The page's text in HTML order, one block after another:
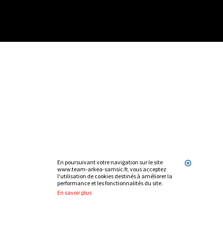
En poursuivant votre navigation sur le site
www.team-arkea-samsic.fr, vous acceptez
l'utilisation de cookies destinés à améliorer la
performance et les fonctionnalités du site.
En savoir plus